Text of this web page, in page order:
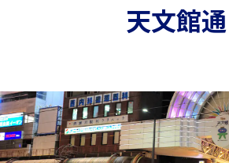
行き先
天文館通